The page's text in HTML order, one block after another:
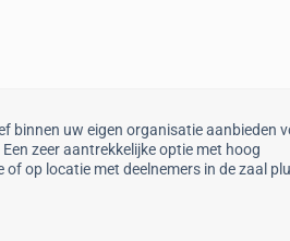
binnen uw eigen organisatie aanbieden
zeer aantrekkelijke optie met hoog
of op locatie met deelnemers in de zaal